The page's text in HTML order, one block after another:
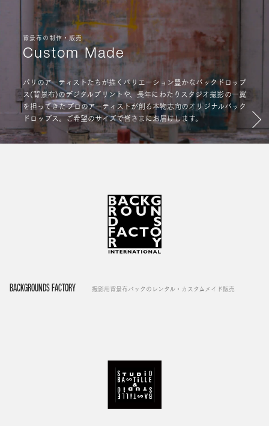
背景布の制作・販売
Custom Made
パリのアーティストたちが描くバリエーション豊かなバックドロップ
ス(背景布)のデジタルプリントや、長年にわたりスタジオ撮影の一翼
を担ってきたプロのアーティストが創る本物志向のオリジナルバック
ドロップス。ご希望のサイズで皆さまにお届けします。
BACKGROUNDS FACTORY 撮影用背景布バックのレンタル・カスタムメイド販売